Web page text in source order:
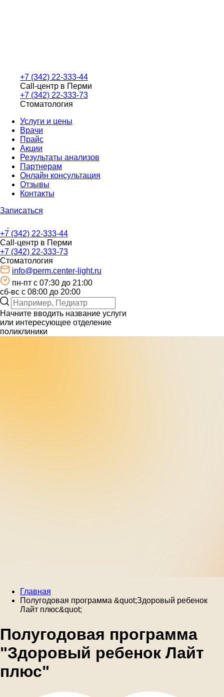
+7 (342) 22-333-44
Call-центр в Перми
+7 (342) 22-333-73
Стоматология
Услуги и цены
Врачи
Прайс
Акции
Результаты анализов
Партнерам
Онлайн консультация
Отзывы
Контакты
Записаться
+7 (342) 22-333-44
Call-центр в Перми
+7 (342) 22-333-73
Стоматология
info@perm.center-light.ru
пн-пт c 07:30 до 21:00
сб-вс с 08:00 до 20:00
Начните вводить название услуги
или интересующее отделение
поликлиники
Главная
Полугодовая программа &quot;Здоровый ребенок
Лайт плюс&quot;
Полугодовая программа
"Здоровый ребенок Лайт
плюс"